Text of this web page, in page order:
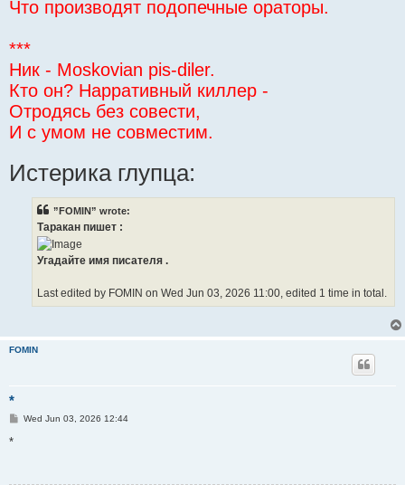
Что производят подопечные ораторы.
***
Ник - Moskovian pis-diler.
Кто он? Нарративный киллер -
Отродясь без совести,
И с умом не совместим.
Истерика глупца:
”FOMIN” wrote:
Таракан пишет :
Угадайте имя писателя .
Last edited by FOMIN on Wed Jun 03, 2026 11:00, edited 1 time in total.
FOMIN
*
PWed Jun 03, 2026 12:44
*